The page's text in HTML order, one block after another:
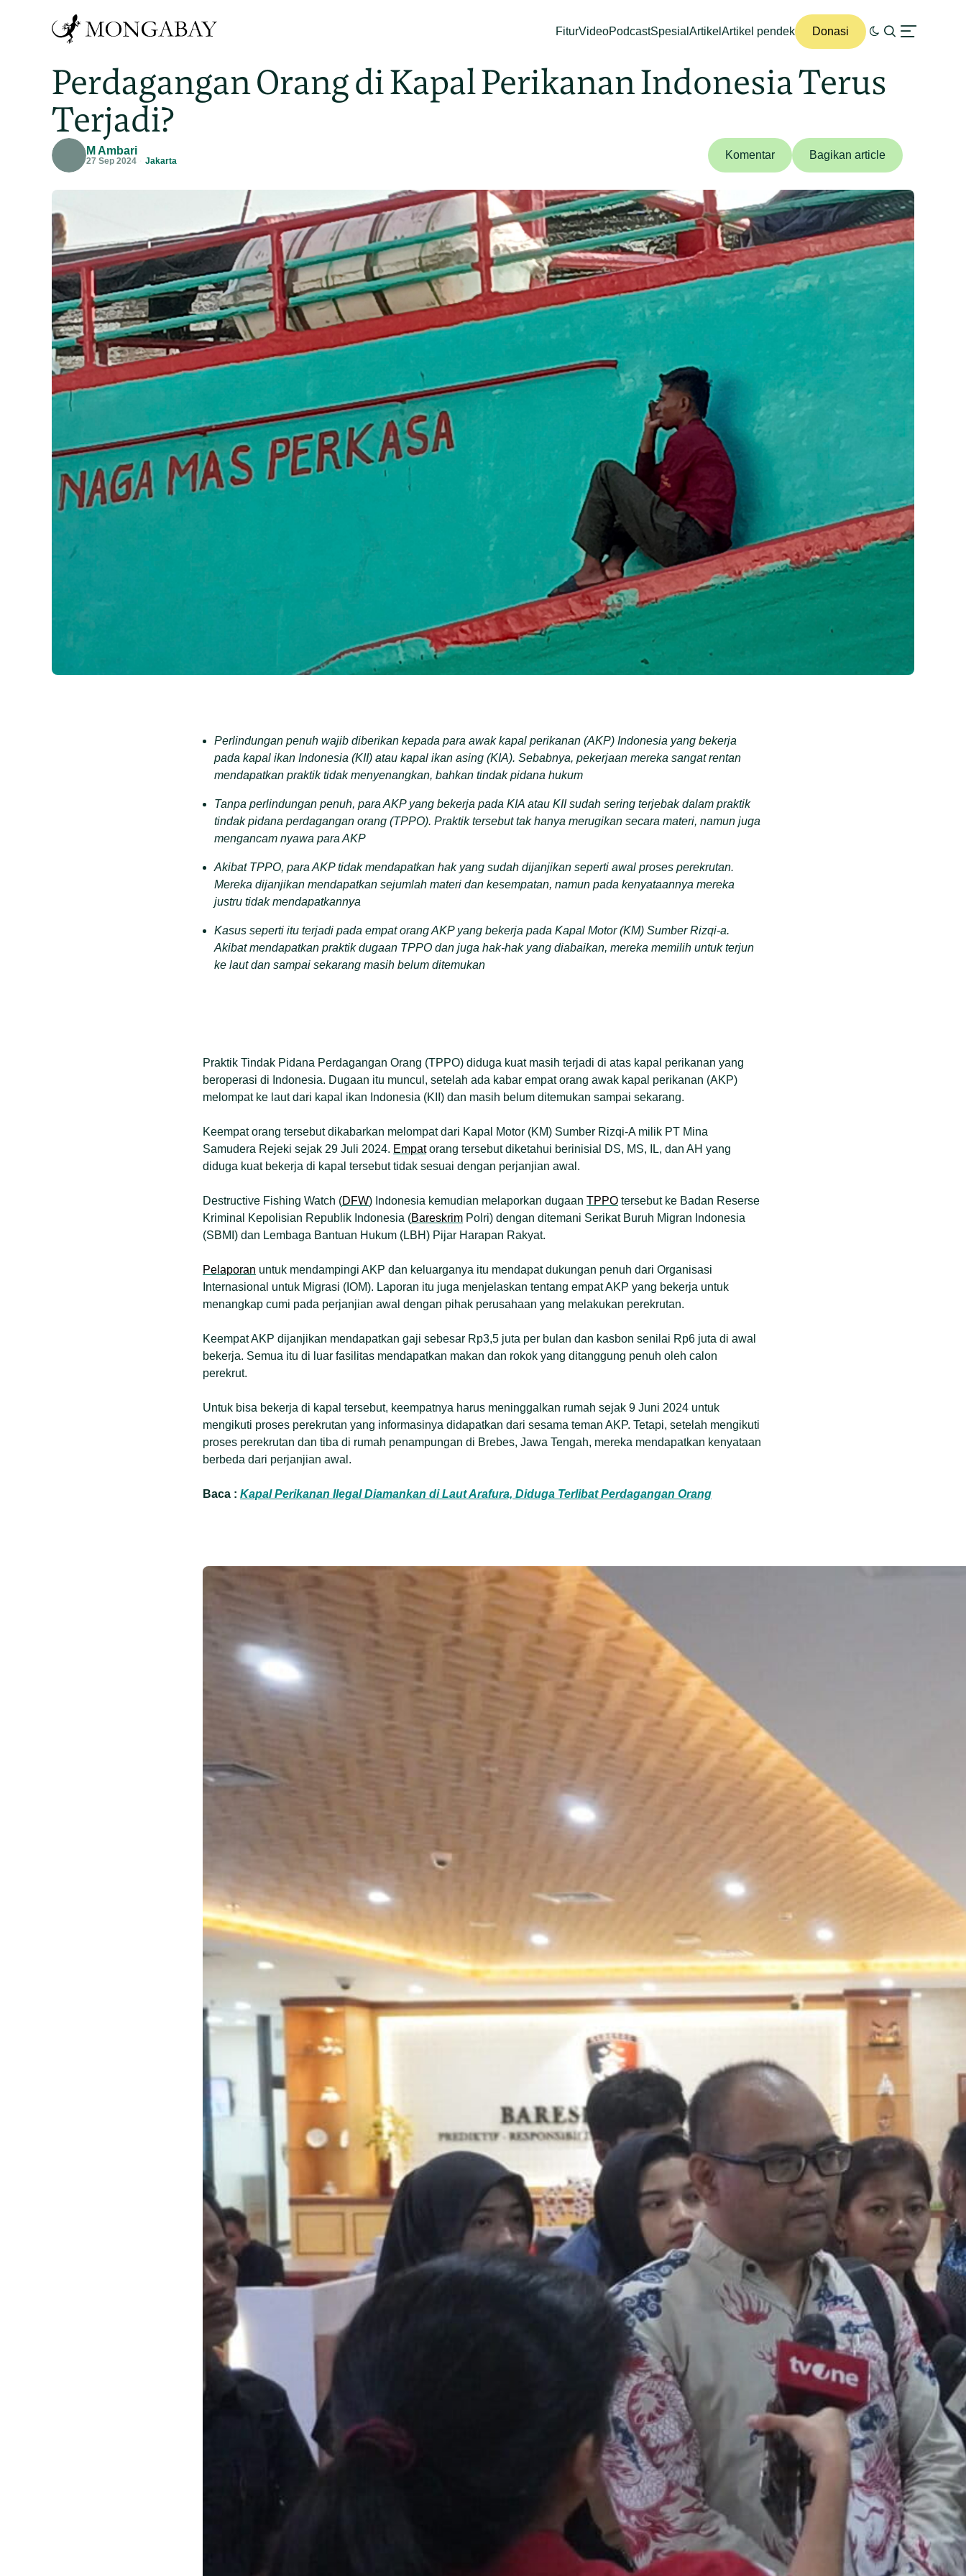
FiturVideoPodcastSpesial Artikel Artikel pendek Donasi
Perdagangan Orang di Kapal Perikanan Indonesia Terus
Terjadi?
M Ambari
27 Sep 2024 Jakarta Komentar Bagikan article
Perlindungan penuh wajib diberikan kepada para awak kapal perikanan (AKP) Indonesia yang bekerja
pada kapal ikan Indonesia (KII) atau kapal ikan asing (KIA). Sebabnya, pekerjaan mereka sangat rentan
mendapatkan praktik tidak menyenangkan, bahkan tindak pidana hukum
Tanpa perlindungan penuh, para AKP yang bekerja pada KIA atau KII sudah sering terjebak dalam praktik
tindak pidana perdagangan orang (TPPO). Praktik tersebut tak hanya merugikan secara materi, namun juga
mengancam nyawa para AKP
Akibat TPPO, para AKP tidak mendapatkan hak yang sudah dijanjikan seperti awal proses perekrutan.
Mereka dijanjikan mendapatkan sejumlah materi dan kesempatan, namun pada kenyataannya mereka
justru tidak mendapatkannya
Kasus seperti itu terjadi pada empat orang AKP yang bekerja pada Kapal Motor (KM) Sumber Rizqi-a.
Akibat mendapatkan praktik dugaan TPPO dan juga hak-hak yang diabaikan, mereka memilih untuk terjun
ke laut dan sampai sekarang masih belum ditemukan
Praktik Tindak Pidana Perdagangan Orang (TPPO) diduga kuat masih terjadi di atas kapal perikanan yang
beroperasi di Indonesia. Dugaan itu muncul, setelah ada kabar empat orang awak kapal perikanan (AKP)
melompat ke laut dari kapal ikan Indonesia (KII) dan masih belum ditemukan sampai sekarang.
Keempat orang tersebut dikabarkan melompat dari Kapal Motor (KM) Sumber Rizqi-A milik PT Mina
Samudera Rejeki sejak 29 Juli 2024. Empatorang tersebut diketahui berinisial DS, MS, IL, dan AH yang
diduga kuat bekerja di kapal tersebut tidak sesuai dengan perjanjian awal.
Destructive Fishing Watch (DFW) Indonesia kemudian melaporkan dugaan TPPO tersebut ke Badan Reserse
Kriminal Kepolisian Republik Indonesia (Bareskrim Polri) dengan ditemani Serikat Buruh Migran Indonesia
(SBMI) dan Lembaga Bantuan Hukum (LBH) Pijar Harapan Rakyat.
Pelaporan untuk mendampingi AKP dan keluarganya itu mendapat dukungan penuh dari Organisasi
Internasional untuk Migrasi (IOM). Laporan itu juga menjelaskan tentang empat AKP yang bekerja untuk
menangkap cumi pada perjanjian awal dengan pihak perusahaan yang melakukan perekrutan.
Keempat AKP dijanjikan mendapatkan gaji sebesar Rp3,5 juta per bulan dan kasbon senilai Rp6 juta di awal
bekerja. Semua itu di luar fasilitas mendapatkan makan dan rokok yang ditanggung penuh oleh calon
perekrut.
Untuk bisa bekerja di kapal tersebut, keempatnya harus meninggalkan rumah sejak 9 Juni 2024 untuk
mengikuti proses perekrutan yang informasinya didapatkan dari sesama teman AKP. Tetapi, setelah mengikuti
proses perekrutan dan tiba di rumah penampungan di Brebes, Jawa Tengah, mereka mendapatkan kenyataan
berbeda dari perjanjian awal.
Baca : Kapal Perikanan Ilegal Diamankan di Laut Arafura, Diduga Terlibat Perdagangan Orang